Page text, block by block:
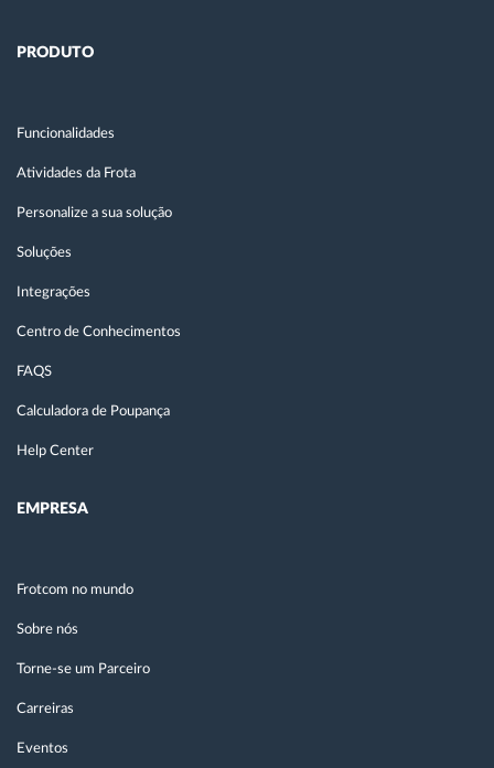
PRODUTO
Funcionalidades
Atividades da Frota
Personalize a sua solução
Soluções
Integrações
Centro de Conhecimentos
FAQS
Calculadora de Poupança
Help Center
EMPRESA
Frotcom no mundo
Sobre nós
Torne-se um Parceiro
Carreiras
Eventos